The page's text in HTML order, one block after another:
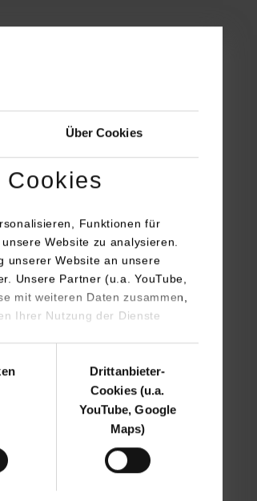
Über Cookies
Funktionen für
Website zu analysieren.
unserer Website an unsere
Unsere Partner (u.a. YouTube,
mit weiteren Daten zusammen,
Ihrer Nutzung der Dienste
Drittanbieter-
Cookies (u.a.
YouTube, Google
Maps)